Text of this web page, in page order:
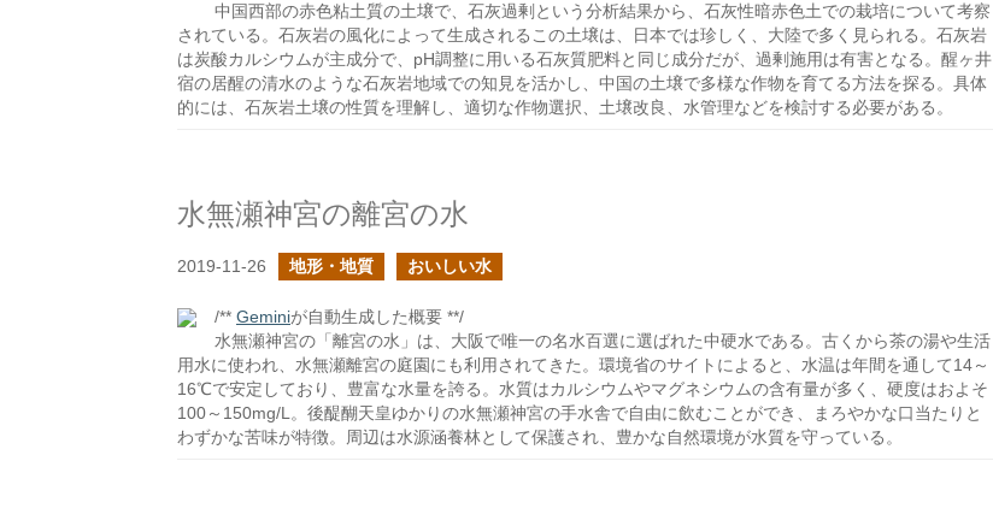
中国西部の赤色粘土質の土壌で、石灰過剰という分析結果から、石灰性暗赤色土での栽培について考察
されている。石灰岩の風化によって生成されるこの土壌は、日本では珍しく、大陸で多く見られる。石灰岩
は炭酸カルシウムが主成分で、pH調整に用いる石灰質肥料と同じ成分だが、過剰施用は有害となる。醒ヶ井
宿の居醒の清水のような石灰岩地域での知見を活かし、中国の土壌で多様な作物を育てる方法を探る。具体
的には、石灰岩土壌の性質を理解し、適切な作物選択、土壌改良、水管理などを検討する必要がある。
水無瀬神宮の離宮の水
2019-11-26 地形・地質 おいしい水
/** Geminiが自動生成した概要 **/
水無瀬神宮の「離宮の水」は、大阪で唯一の名水百選に選ばれた中硬水である。古くから茶の湯や生活
用水に使われ、水無瀬離宮の庭園にも利用されてきた。環境省のサイトによると、水温は年間を通して14～
16℃で安定しており、豊富な水量を誇る。水質はカルシウムやマグネシウムの含有量が多く、硬度はおよそ
100～150mg/L。後醍醐天皇ゆかりの水無瀬神宮の手水舎で自由に飲むことができ、まろやかな口当たりと
わずかな苦味が特徴。周辺は水源涵養林として保護され、豊かな自然環境が水質を守っている。